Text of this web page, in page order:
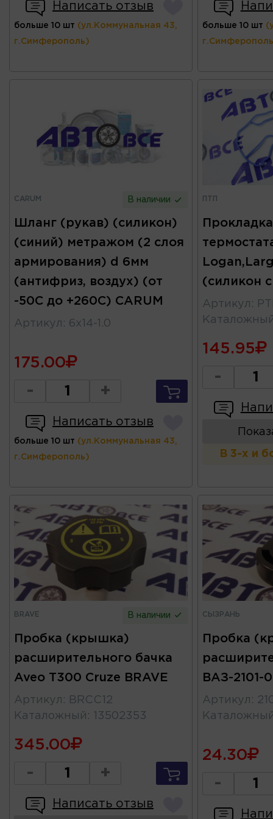
Написать отзыв
больше 10 шт (ул.Коммунальная 43,
г.Симферополь)
больше 10 шт
CARUM В наличии
Шланг (рукав) (силикон)
(синий) метражом (2 слоя
армирования) d 6мм
(антифриз, воздух) (от
-50С до +260С) CARUM
Артикул : 6x14-1.0
175.00
- +
Написать отзыв
больше 10 шт (ул.Коммунальная 43,
г.Симферополь)
(силикон
Артикул :
145.95
-
В 3-х и
BRAVE В наличии
Пробка (крышка)
расширительного бачка
Aveo T300 Cruze BRAVE
Артикул :
BRCC12
Каталожный : 13502353
345.00
- +
Написать отзыв
СЫЗРАНЬ
Пробка
ВАЗ-2101-
Артикул :
24.30
-